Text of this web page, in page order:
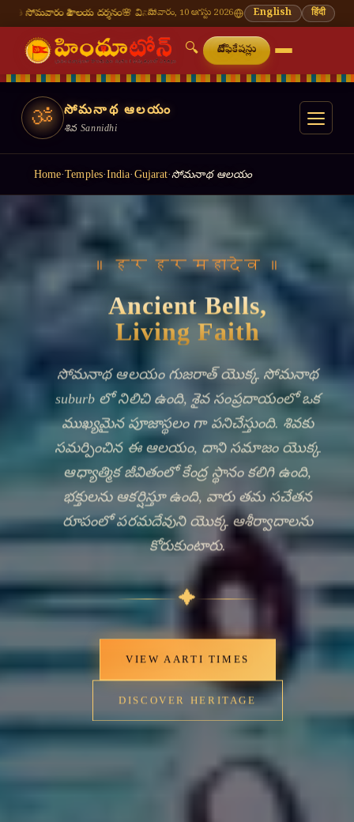
దర్శనం🌸 వినాయక చవితి — భాద్రపద శుద్ధ చవితి⛩ తిరుమల తిరుపతి — నేటి దర్శన
సోమవారం, 10 ఆగస్టు 2026 English हिंदी
🔍 నోటిఫికేషన్లు
ॐ సోమనాథ ఆలయం
శివ Sannidhi
Home·Temples·India· Gujarat·సోమనాథ ఆలయం
॥ हर हर महादेव ॥
Ancient Bells,
Living Faith
సోమనాథ ఆలయం గుజరాత్ యొక్క సోమనాథ
suburb లో నిలిచి ఉంది, శైవ సంప్రదాయంలో ఒక
ముఖ్యమైన పూజాస్థలం గా పనిచేస్తుంది. శివకు
సమర్పించిన ఈ ఆలయం, దాని సమాజం యొక్క
ఆధ్యాత్మిక జీవితంలో కేంద్ర స్థానం కలిగి ఉంది,
భక్తులను ఆకర్షిస్తూ ఉంది, వారు తమ సచేతన
రూపంలో పరమదేవుని యొక్క ఆశీర్వాదాలను
కోరుకుంటారు.
✦
VIEW AARTI TIMES
DISCOVER HERITAGE